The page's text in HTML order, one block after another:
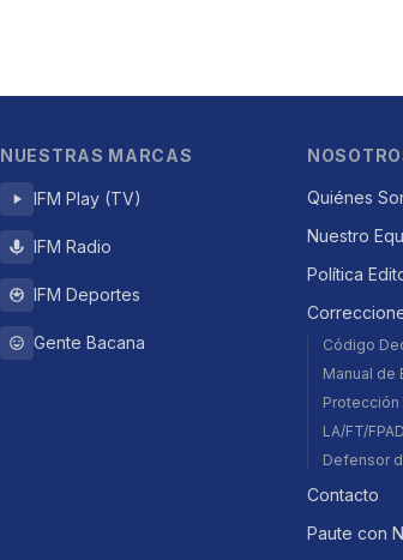
NUESTRAS MARCAS
IFM Play (TV)
IFM Radio
IFM Deportes
Gente Bacana
Quiénes
Nuestro
Política
Código
Manual de
Protección
LA/FT/
Defensor
Contacto
Paute con